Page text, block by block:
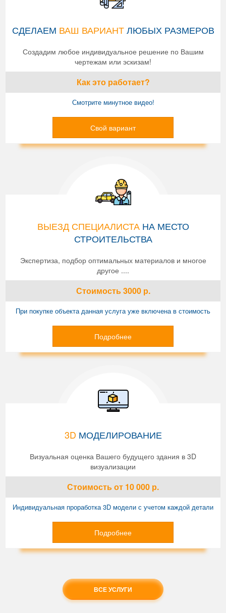
СДЕЛАЕМ ВАШ ВАРИАНТЛЮБЫХ РАЗМЕРОВ
Создадим любое индивидуальное решение по Вашим
чертежам или эскизам!
Как это работает?
Смотрите минутное видео!
Свой вариант
ВЫЕЗД СПЕЦИАЛИСТАНА МЕСТО
СТРОИТЕЛЬСТВА
Экспертиза, подбор оптимальных материалов и многое
другое ....
Стоимость3000р.
При покупке объекта данная услуга уже включена в стоимость
Подробнее
3D МОДЕЛИРОВАНИЕ
Визуальная оценка Вашего будущего здания в 3D
визуализации
Стоимостьот 10 000 р.
Индивидуальная проработка 3D модели с учетом каждой детали
Подробнее
ВСЕ УСЛУГИ